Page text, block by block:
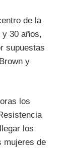
de la
30 años,
supuestas
y
los
los
mujeres de